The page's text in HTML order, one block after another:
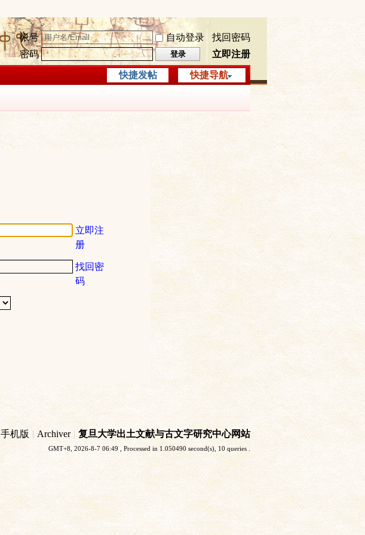
帐号 自动登录
找回密码
密码
登录 立即注册
快捷导航
快捷发帖
立即注
册
找回密
码
手机版 | Archiver | 复旦大学出土文献与古文字研究中心网站
GMT+8, 2026-8-7 06:49 , Processed in 1.050490 second(s), 10 queries .